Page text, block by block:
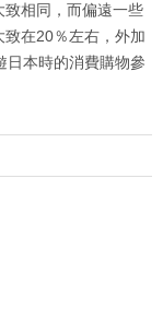
相同，而偏遠一些
在20％左右，外加
日本時的消費購物參